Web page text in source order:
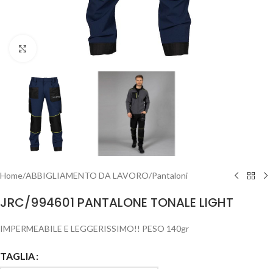
Clicca per ingrandire
Home/ABBIGLIAMENTO DA LAVORO/Pantaloni
JRC/994601 PANTALONE TONALE LIGHT
IMPERMEABILE E LEGGERISSIMO!! PESO 140gr
TAGLIA